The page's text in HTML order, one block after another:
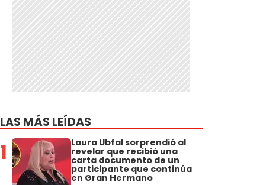
LAS MÁS LEÍDAS
1 Laura Ubfal sorprendió al
revelar que recibió una
carta documento de un
participante que continúa
en Gran Hermano